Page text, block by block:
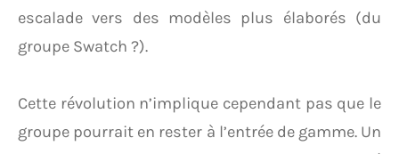
escalade vers des modèles plus élaborés (du
groupe Swatch ?).
Cette révolution n’implique cependant pas que le
groupe pourrait en rester à l’entrée de gamme. Un